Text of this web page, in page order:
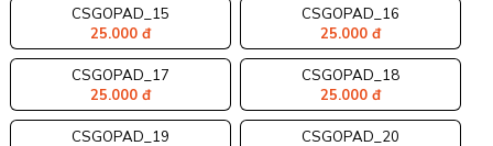
CSGOPAD_15
25.000 đ
CSGOPAD_16
25.000 đ
CSGOPAD_17
25.000 đ
CSGOPAD_18
25.000 đ
CSGOPAD_19
CSGOPAD_20